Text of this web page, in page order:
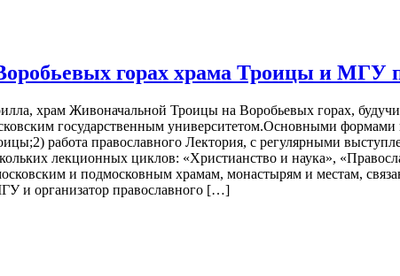
горах храма Троицы и МГУ
храм Живоначальной Троицы на Воробьевых горах,
государственным университетом.Основными
работа православного Лектория, с регулярными
лекционных циклов: «Христианство и наука»,
и подмосковным храмам, монастырям и местам,
и организатор православного […]